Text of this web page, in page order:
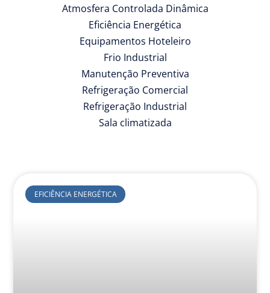
Atmosfera Controlada Dinâmica
Eficiência Energética
Equipamentos Hoteleiro
Frio Industrial
Manutenção Preventiva
Refrigeração Comercial
Refrigeração Industrial
Sala climatizada
EFICIÊNCIA ENERGÉTICA